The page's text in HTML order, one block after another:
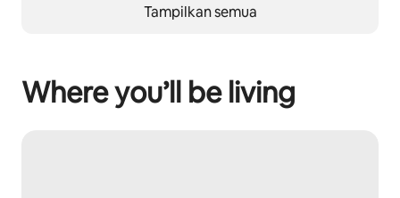
Tampilkan semua
Where you’ll be living